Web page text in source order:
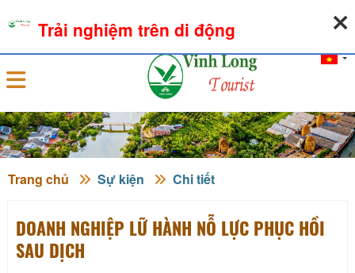
Đăng nhập
Trang chủ Sự kiện Chi tiết
DOANH NGHIỆP LỮ HÀNH NỖ LỰC PHỤC HỒI
SAU DỊCH
Trải nghiệm trên di động